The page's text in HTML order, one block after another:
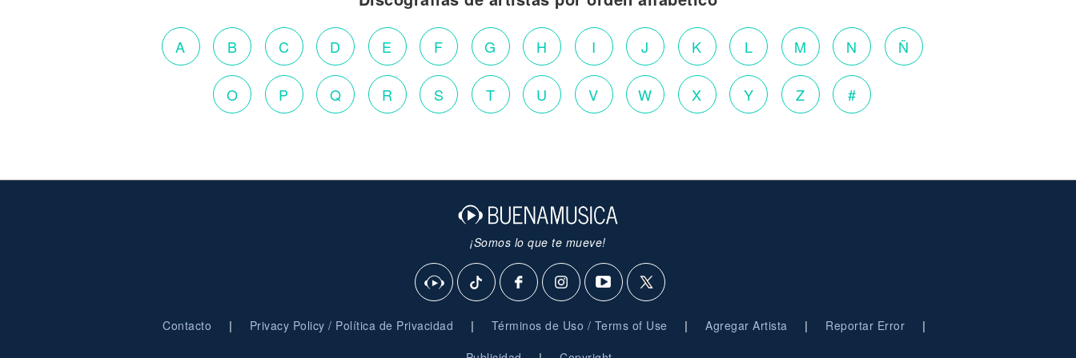
A B C D E F G H I J K L M N Ñ
O P Q R S T U V W X Y Z #
¡Somos lo que te mueve!
Contacto | Privacy Policy / Política de Privacidad | Términos de Uso / Terms of Use | Agregar Artista | Reportar Error |